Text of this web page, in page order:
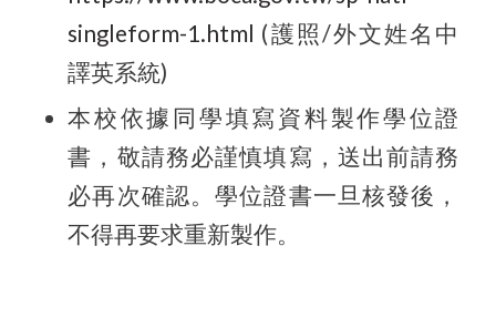
singleform-1.html (護照 /外文姓名中
譯英系統)
本校依據同學填寫資料製作學位證
書，敬請務必謹慎填寫，送出前請務
必再次確認。學位證書一旦核發後，
不得再要求重新製作。